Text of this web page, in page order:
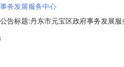
务发展服务中心
告标题:丹东市元宝区政府事务发展
染的肺炎疫情防控期间政府采购工